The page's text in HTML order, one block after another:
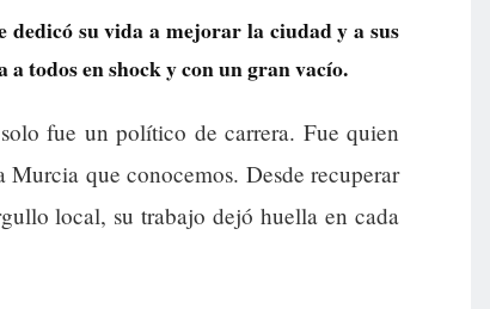
su vida a mejorar la ciudad y a sus
todos en shock y con un gran vacío.
fue un político de carrera. Fue quien
que conocemos. Desde recuperar
local, su trabajo dejó huella en cada